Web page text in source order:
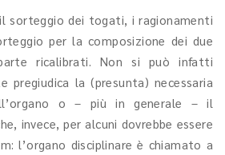
sorteggio dei togati, i ragionamenti
per la composizione dei due
ricalibrati. Non si può infatti
pregiudica la (presunta) necessaria
o – più in generale – il
invece, per alcuni dovrebbe essere
l’organo disciplinare è chiamato a